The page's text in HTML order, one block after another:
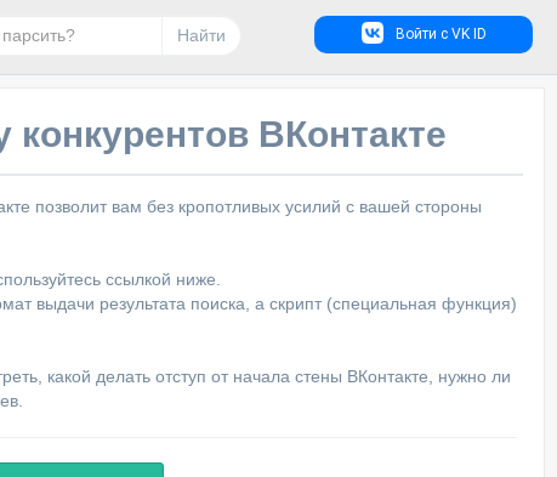
Войти с VK ID
Найти
ВКонтакте
позволит вам без кропотливых усилий с вашей стороны
ссылкой ниже.
выдачи результата поиска, а скрипт (специальная функция)
какой делать отступ от начала стены ВКонтакте, нужно ли